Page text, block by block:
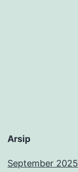
Arsip
September 2025